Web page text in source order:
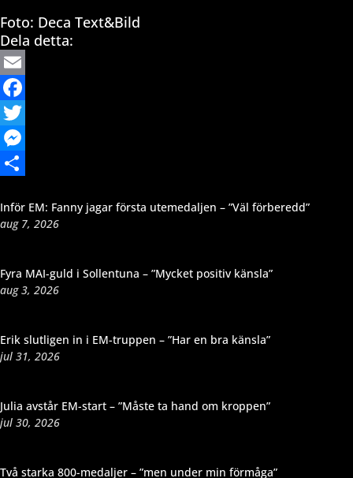
Foto: Deca Text&Bild
Dela detta:
Email
Facebook
Twitter
Messenger
Inför EM: Fanny jagar första utemedaljen – ”Väl förberedd”
aug 7, 2026
Fyra MAI-guld i Sollentuna – ”Mycket positiv känsla”
aug 3, 2026
Erik slutligen in i EM-truppen – ”Har en bra känsla”
jul 31, 2026
Julia avstår EM-start – ”Måste ta hand om kroppen”
jul 30, 2026
Två starka 800-medaljer – ”men under min förmåga”